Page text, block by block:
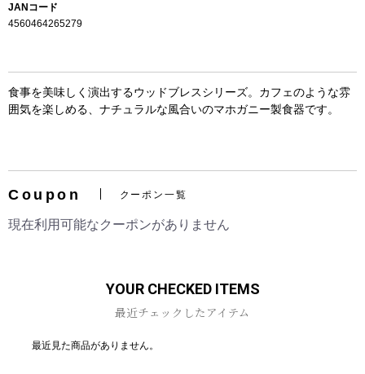
JANコード
4560464265279
食事を美味しく演出するウッドブレスシリーズ。カフェのような雰
囲気を楽しめる、ナチュラルな風合いのマホガニー製食器です。
Coupon クーポン一覧
現在利用可能なクーポンがありません
YOUR CHECKED ITEMS
最近チェックしたアイテム
最近見た商品がありません。